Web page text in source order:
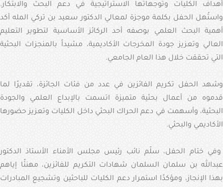
أهداف الكليات وتوجهاتها الاستراتيجية في دعم البحث والابتكار.
واستُهل الحفل بكلمة موجزة لمعالي الدكتور سعيد بن تركي المله أكد
أهمية البحث العلمي بوصفه أحد الركائز الأساسية لتطوير التعليم
العالي وتعزيز جودة المخرجات الأكاديمية، مشيداً بالمنجزات البحثية
التي تحققت خلال هذا العام الجامعي.
وشهد الحفل تكريم الفائزين في عدد من فئات الجائزة، تقديرًا لما
قدموه من أعمال بحثية متميزة اتسمت بالإبداع العلمي والجودة
البحثية، وأسهمت في دعم الحراك البحثي داخل الكليات وتعزيز حضورها
الأكاديمي والبحثي.
وفي ختام الحفل، سلّم نائب رئيس مجلس الأمناء الأستاذ الدكتور
عبدالله بن سلمان السلمان شهادات التكريم للفائزين، مهنئًا إياهم
بهذا الإنجاز، ومؤكدًا استمرار دعم الكليات للباحثين وتشجيع المبادرات